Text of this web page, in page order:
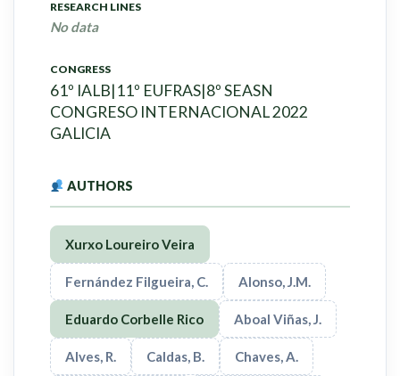
RESEARCH LINES
No data
CONGRESS
61º IALB|11º EUFRAS|8º SEASN
CONGRESO INTERNACIONAL 2022
GALICIA
AUTHORS
Xurxo Loureiro Veira
Fernández Filgueira, C. Alonso, J.M.
Eduardo Corbelle Rico Aboal Viñas, J.
Alves, R. Caldas, B. Chaves, A.